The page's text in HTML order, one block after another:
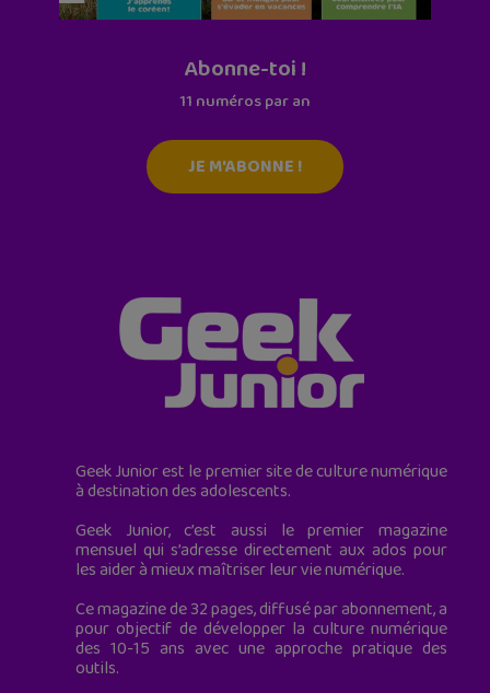
Abonne-toi !
11 numéros par an
JE M'ABONNE !
Geek Junior est le premier site de culture numérique
à destination des adolescents.
Geek Junior, c’est aussi le premier magazine
mensuel qui s’adresse directement aux ados pour
les aider à mieux maîtriser leur vie numérique.
Ce magazine de 32 pages, diffusé par abonnement, a
pour objectif de développer la culture numérique
des 10-15 ans avec une approche pratique des
outils.